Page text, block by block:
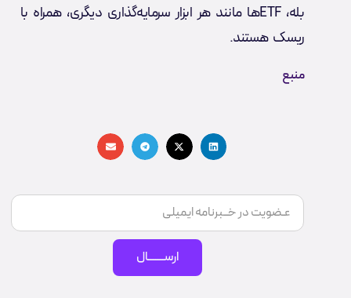
بله، ETFها مانند هر ابزار سرمایه‌گذاری دیگری، همراه با
ریسک هستند.
منبع
ارســـــــال